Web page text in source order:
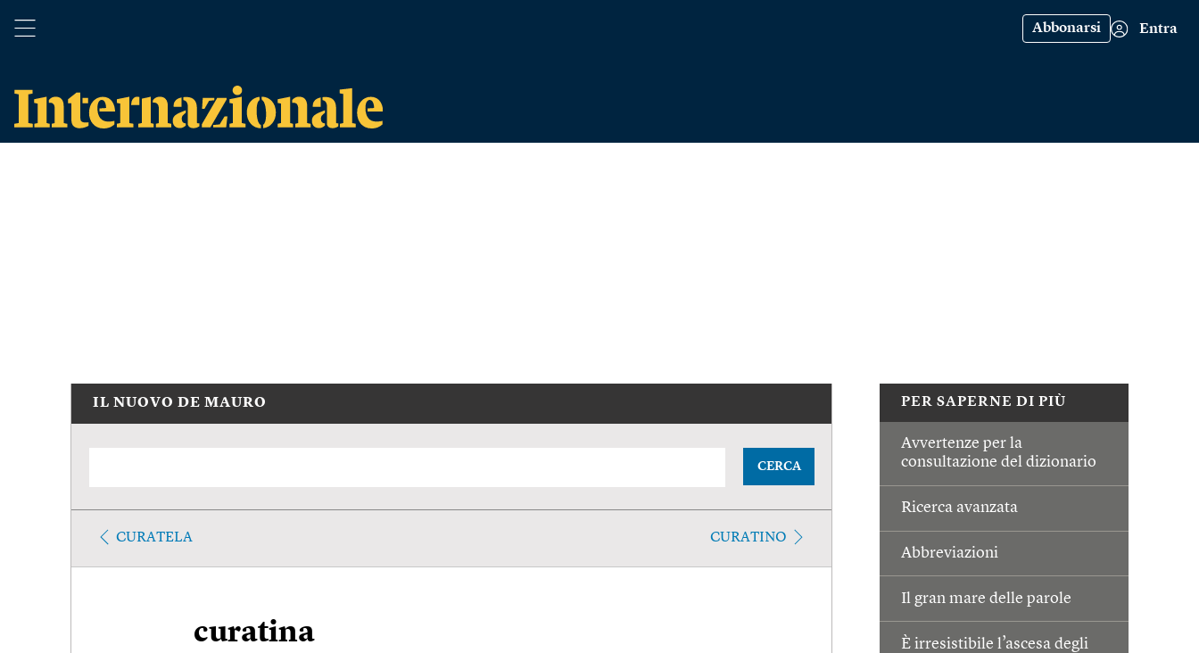
Abbonarsi Entra
PER SAPERNE DI PIÙ
Avvertenze per la
consultazione del dizionario
Ricerca avanzata
Abbreviazioni
Il gran mare delle parole
È irresistibile l’ascesa degli
IL NUOVO DE MAURO
CERCA
CURATELA CURATINO
curatina